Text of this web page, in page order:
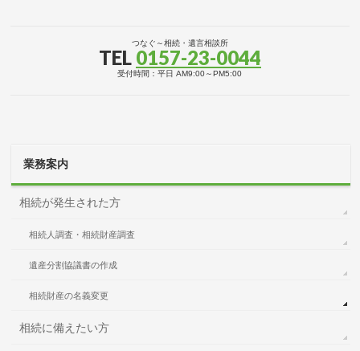
つなぐ～相続・遺言相談所
TEL 0157-23-0044
受付時間：平日 AM9:00～PM5:00
業務案内
相続が発生された方
相続人調査・相続財産調査
遺産分割協議書の作成
相続財産の名義変更
相続に備えたい方